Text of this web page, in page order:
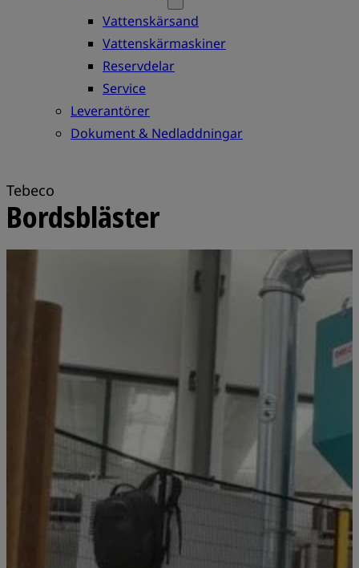
Vattenskärsand
Vattenskärmaskiner
Reservdelar
Service
Leverantörer
Dokument & Nedladdningar
Tebeco
Bordsbläster